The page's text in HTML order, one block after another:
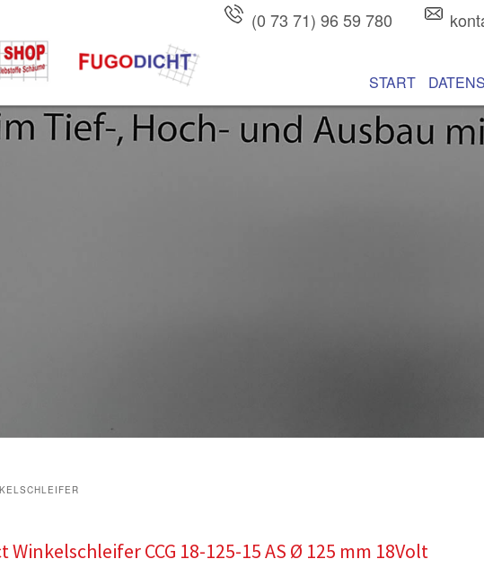
(0 73 71) 96 59 780
Hauptmenü
Zum Inhalt wechseln
Zum sekundären
START
Winkelschleifer CCG 18-125-15 AS Ø 125 mm 18Volt